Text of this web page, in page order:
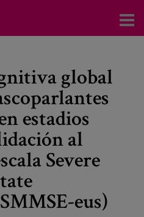
global
estadios
al
Severe
eus)